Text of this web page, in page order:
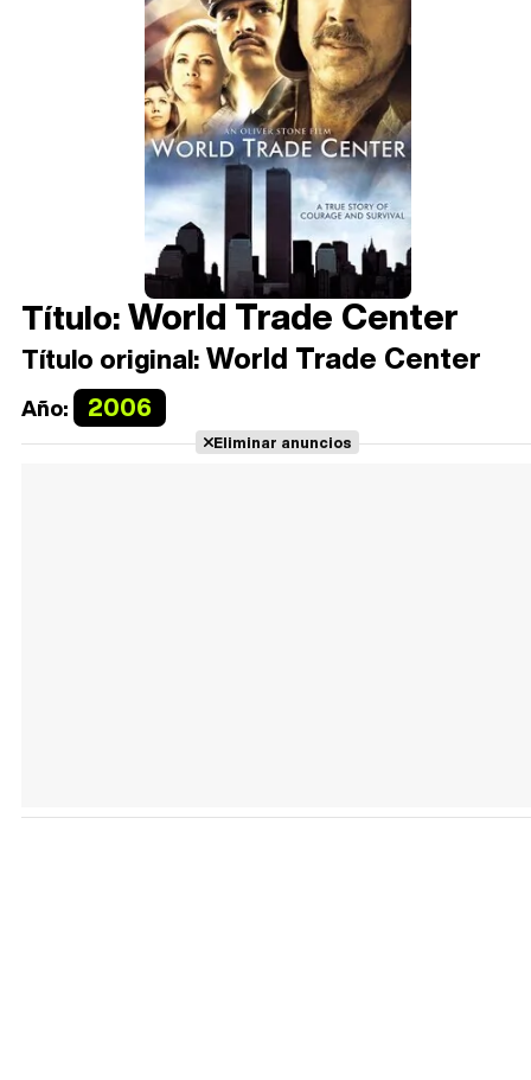
Título:World Trade Center
Título original:World Trade Center
Año: 2006
Eliminar anuncios